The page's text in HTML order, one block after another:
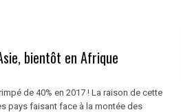
bientôt en Afrique
de 40% en 2017 ! La raison de cette
pays faisant face à la montée des